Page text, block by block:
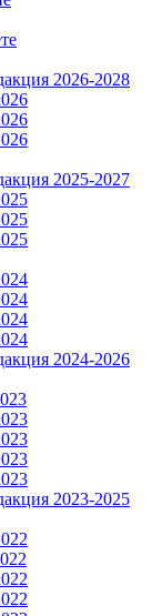
2026-2028
2025-2027
2024-2026
2023-2025